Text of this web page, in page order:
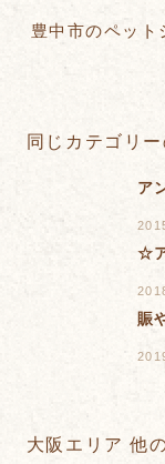
豊中市のペット
同じカテゴリ
ア
☆
賑
大阪エリア 他